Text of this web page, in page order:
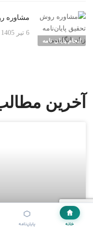
خانه پایان‌نامه
انجام پایان نامه
مشاوره
6 تیر 1405
آخرین